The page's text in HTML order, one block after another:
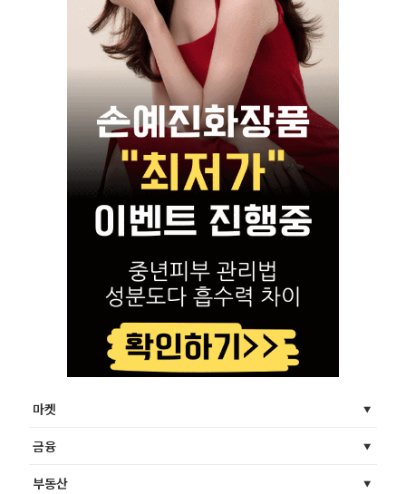
마켓
금융
부동산